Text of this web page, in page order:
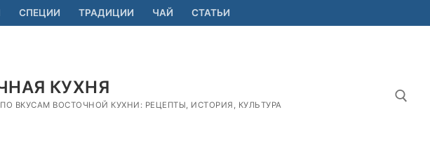
СПЕЦИИ ТРАДИЦИИ ЧАЙ СТАТЬИ
КУХНЯ
ВКУСАМ ВОСТОЧНОЙ КУХНИ: РЕЦЕПТЫ, ИСТОРИЯ, КУЛЬТУРА